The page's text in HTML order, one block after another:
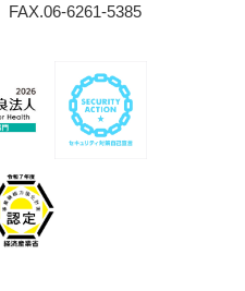
FAX.06-6261-5385